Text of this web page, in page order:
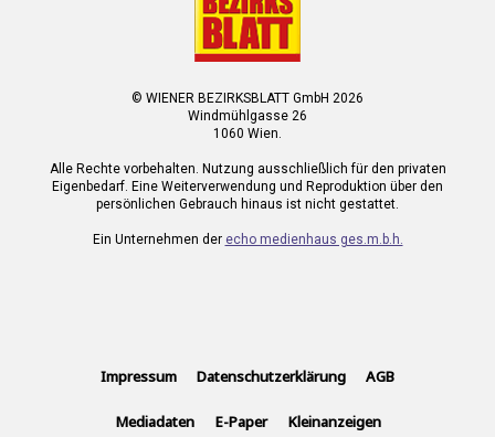
© WIENER BEZIRKSBLATT GmbH 2026
Windmühlgasse 26
1060 Wien.
Alle Rechte vorbehalten. Nutzung ausschließlich für den privaten
Eigenbedarf. Eine Weiterverwendung und Reproduktion über den
persönlichen Gebrauch hinaus ist nicht gestattet.
Ein Unternehmen der echo medienhaus ges.m.b.h.
Impressum Datenschutzerklärung AGB
Mediadaten E-Paper Kleinanzeigen